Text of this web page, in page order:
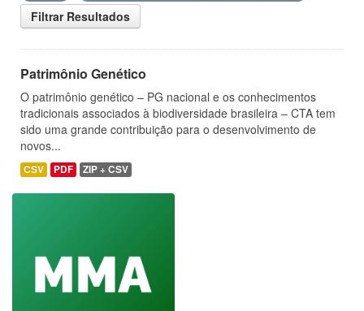
Filtrar Resultados
Patrimônio Genético
O patrimônio genético – PG nacional e os conhecimentos
tradicionais associados à biodiversidade brasileira – CTA tem
sido uma grande contribuição para o desenvolvimento de
novos...
CSV PDF ZIP + CSV